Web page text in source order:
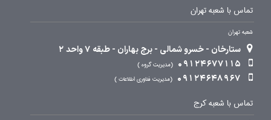
تماس با شعبه تهران
شعبه تهران
ستارخان - خسرو شمالی - برج بهاران - طبقه 7 واحد 2
09124677115
مدیریت گروه
09124648967 مدیریت فناوری اطلاعات
تماس با شعبه کرج